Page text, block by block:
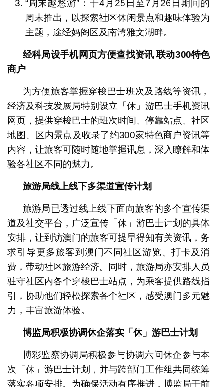
“周末趣悠游”：于4月25日至7月26日期间的
周末推出，以探索社区休闲景点和趣味体验为
主题，途经妈阁区及南湾雅文湖畔。
经科局设手机网页方便查找资讯 联动300特色
商户
为方便旅客掌握穿梭巴士班次及路线等资讯，
经济及科技发展局特别设立「休」游巴士手机资讯
网页，提供穿梭巴士的班次时间、停靠站点、社区
地图、区内景点及收录了约300家特色商户资讯等
内容，让旅客可随时随地掌握讯息，深入瞭解和体
验各社区不同的魅力。
旅游局线上线下多渠道宣传计划
旅游局已透过线上线下面向旅客的多个宣传渠
道及社交平台，广泛宣传「休」游巴士计划的具体
安排，让到访澳门的旅客可提早得知有关资讯，务
求引导更多旅客到澳门不同社区游览、打卡及消
费，带动社区旅游经济。同时，旅游局亦安排人员
驻守社区内各个穿梭巴士站点，为乘客提供路线指
引，协助他们轻松探索各个社区，感受澳门多元魅
力，丰富旅游体验。
博监局积极协调休企落实「休」游巴士计划
博彩监察协调局积极参与协调六间休企参与本
次「休」游巴士计划，并与跨部门工作组共同统筹
落实各项安排。为确保活动有序推进，博监局于前